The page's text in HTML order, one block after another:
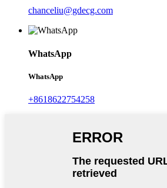
chanceliu@gdecg.com
WhatsApp
WhatsApp
+8618622754258